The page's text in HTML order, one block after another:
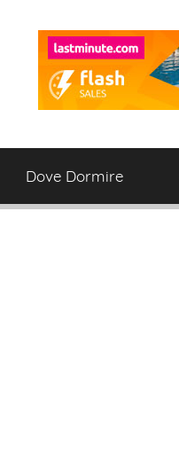
Dove Dormire